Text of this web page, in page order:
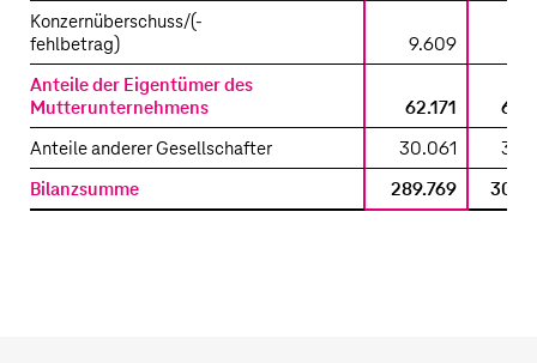
Konzernüberschuss/(-
fehlbetrag)
9.609
Anteile der Eigentümer des
Mutterunternehmens
62.171
Anteile anderer Gesellschafter
30.061
Bilanzsumme
289.769